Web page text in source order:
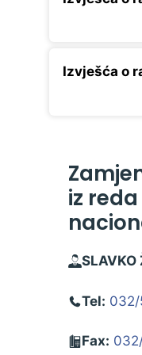
Izvješća o
iz
SLAVKO
Tel: 032/
Fax: